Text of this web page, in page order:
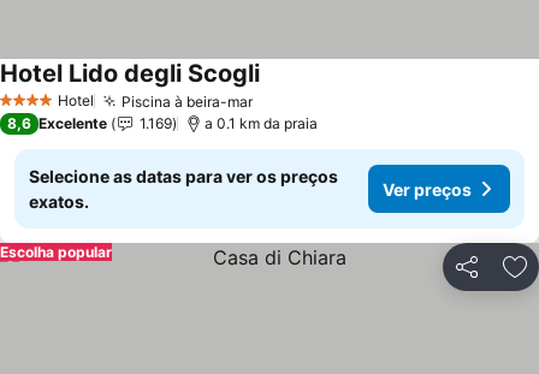
4 EstrelasHotel Piscina à beira-mar
Hotel Lido degli Scogli
8,6 Excelente 1.169 a 0.1 km da praia
Selecione as datas para ver os preços
exatos.
Ver preços
Partilhar
Escolha popular